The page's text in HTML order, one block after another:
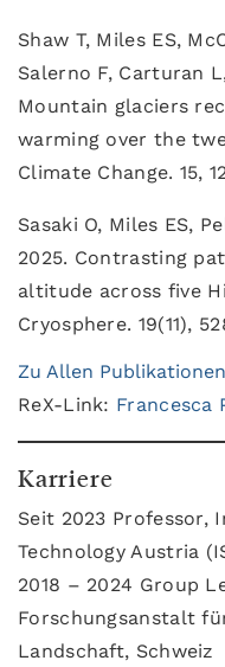
Shaw T, Miles ES,
Salerno F, Carturan
Mountain glaciers
warming over the
Climate Change. 15,
Sasaki O, Miles ES,
2025. Contrasting
altitude across five
Cryosphere. 19(11),
Zu Allen Publikationen
ReX-Link: Francesca
Karriere
Seit 2023 Professor,
Technology Austria
2018 – 2024 Group
Forschungsanstalt
Landschaft, Schweiz